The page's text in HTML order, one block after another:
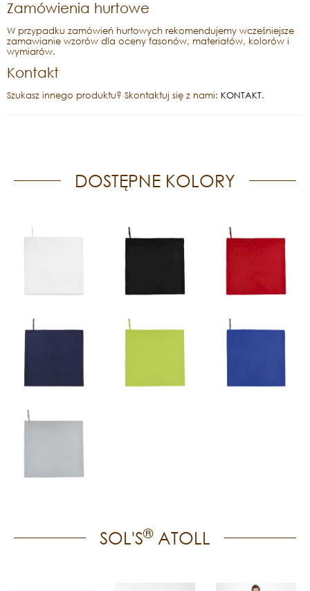
Zamówienia hurtowe
W przypadku zamówień hurtowych rekomendujemy wcześniejsze
zamawianie wzorów dla oceny fasonów, materiałów, kolorów i
wymiarów.
Kontakt
Szukasz innego produktu? Skontaktuj się z nami: KONTAKT.
DOSTĘPNE KOLORY
SOL'S®ATOLL